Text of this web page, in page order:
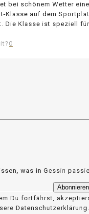
bei schönem Wetter eine
Klasse auf dem
Die Klasse ist speziell für
0
was in Gessin
Du fortfährst,
Datenschutzerklärung.